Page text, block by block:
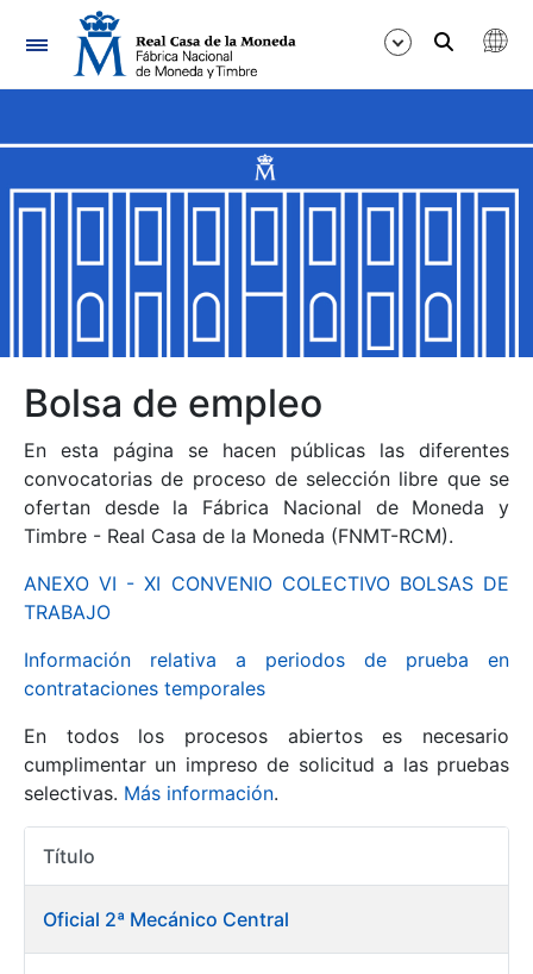
Navegación
Mostrar/Ocultar
Mostrar/Ocultar
Mostrar/Ocultar
Mostrar/Ocultar
Mostrar/Ocultar
Mostrar/Ocultar
Bolsa de empleo
En esta página se hacen públicas las diferentes
convocatorias de proceso de selección libre que se
ofertan desde la Fábrica Nacional de Moneda y
Timbre - Real Casa de la Moneda (FNMT-RCM).
ANEXO VI - XI CONVENIO COLECTIVO BOLSAS DE
TRABAJO
Información relativa a periodos de prueba en
contrataciones temporales
En todos los procesos abiertos es necesario
cumplimentar un impreso de solicitud a las pruebas
selectivas. Más información.
Título
Oficial 2ª Mecánico Central